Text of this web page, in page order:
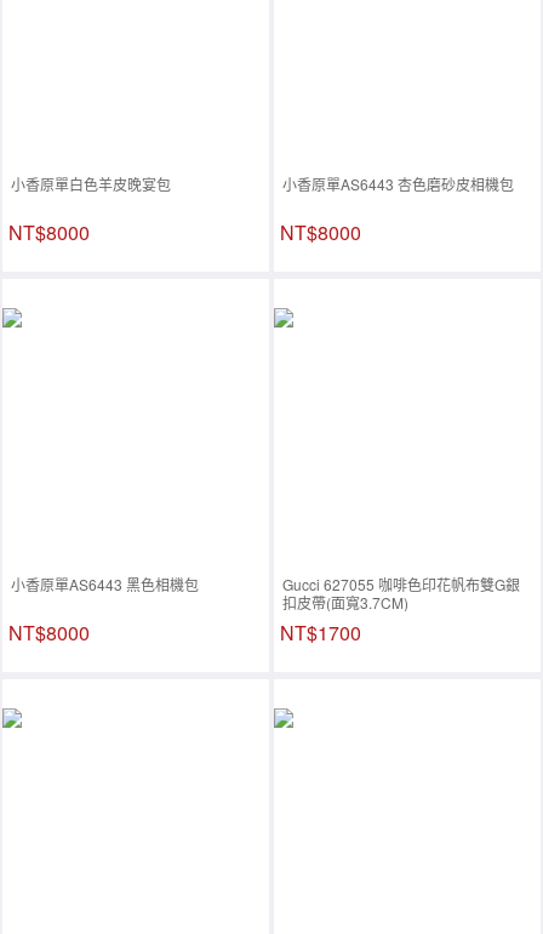
小香原單白色羊皮晚宴包
NT$8000
小香原單AS6443 杏色磨砂皮相機包
NT$8000
小香原單AS6443 黑色相機包
NT$8000
Gucci 627055 咖啡色印花帆布雙G銀
扣皮帶(面寬3.7CM)
NT$1700